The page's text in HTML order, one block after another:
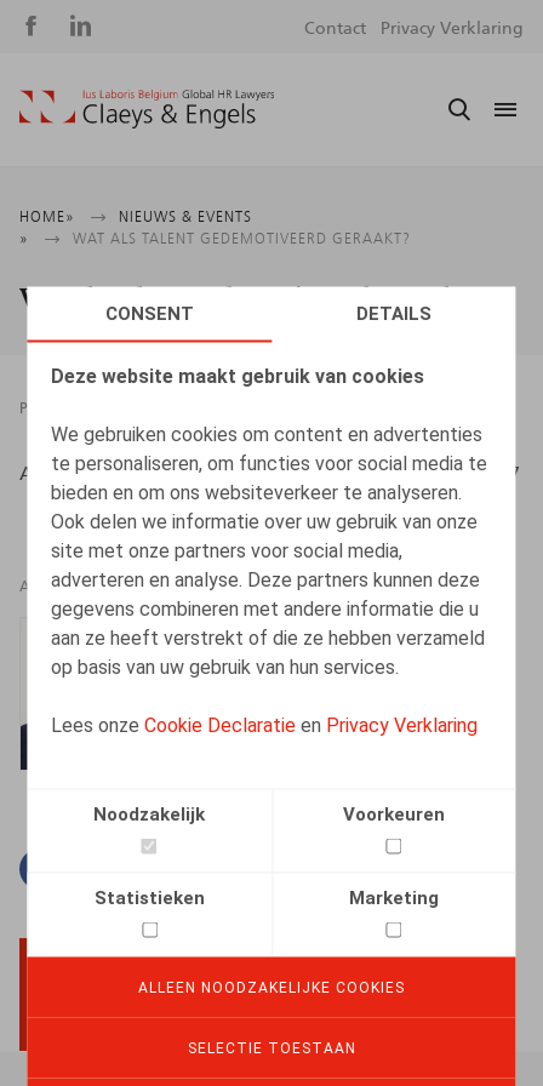
CONSENT DETAILS
Deze website maakt gebruik van cookies
We gebruiken cookies om content en advertenties
te personaliseren, om functies voor social media te
bieden en om ons websiteverkeer te analyseren.
Ook delen we informatie over uw gebruik van onze
site met onze partners voor social media,
adverteren en analyse. Deze partners kunnen deze
gegevens combineren met andere informatie die u
aan ze heeft verstrekt of die ze hebben verzameld
op basis van uw gebruik van hun services.
Lees onzeCookie Declaratie en Privacy Verklaring
Noodzakelijk Voorkeuren
Statistieken Marketing
ALLEEN NOODZAKELIJKE COOKIES
SELECTIE TOESTAAN
Social
Contact Privacy Verklaring
Kruimelpad
HOME
NIEUWS & EVENTS
WAT ALS TALENT GEDEMOTIVEERD GERAAKT?
Wat als talent gedemotiveerd geraakt?
PRESSROOM
ADRIAENS, B., HR.square nr 136, januari 2014, pp. 36-37
AUTEURS
Bart Adriaens
Vennoot